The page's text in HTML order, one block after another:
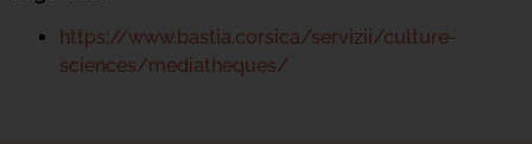
https://www.bastia.corsica/servizii/culture-
sciences/mediatheques/